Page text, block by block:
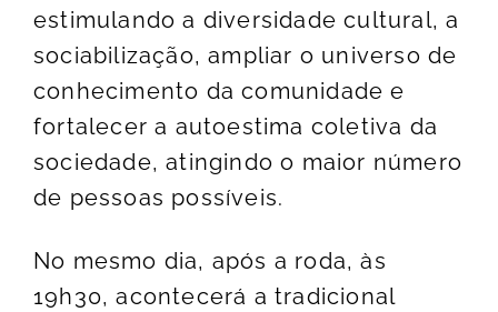
estimulando a diversidade cultural, a
sociabilização, ampliar o universo de
conhecimento da comunidade e
fortalecer a autoestima coletiva da
sociedade, atingindo o maior número
de pessoas possíveis.
No mesmo dia, após a roda, às
19h30, acontecerá a tradicional